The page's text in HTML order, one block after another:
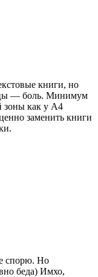
книги, но
— боль. Минимум
зоны как у А4
заменить книги
спорю. Но
беда) Имхо,